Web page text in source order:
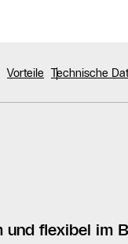
Vorteile Technische
und flexibel im